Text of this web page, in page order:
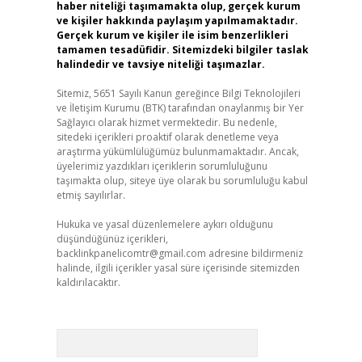
haber niteliği taşımamakta olup, gerçek kurum
ve kişiler hakkında paylaşım yapılmamaktadır.
Gerçek kurum ve kişiler ile isim benzerlikleri
tamamen tesadüfidir. Sitemizdeki bilgiler taslak
halindedir ve tavsiye niteliği taşımazlar.
Sitemiz, 5651 Sayılı Kanun gereğince Bilgi Teknolojileri
ve İletişim Kurumu (BTK) tarafından onaylanmış bir Yer
Sağlayıcı olarak hizmet vermektedir. Bu nedenle,
sitedeki içerikleri proaktif olarak denetleme veya
araştırma yükümlülüğümüz bulunmamaktadır. Ancak,
üyelerimiz yazdıkları içeriklerin sorumluluğunu
taşımakta olup, siteye üye olarak bu sorumluluğu kabul
etmiş sayılırlar.
Hukuka ve yasal düzenlemelere aykırı olduğunu
düşündüğünüz içerikleri,
backlinkpanelicomtr@gmail.com adresine bildirmeniz
halinde, ilgili içerikler yasal süre içerisinde sitemizden
kaldırılacaktır.